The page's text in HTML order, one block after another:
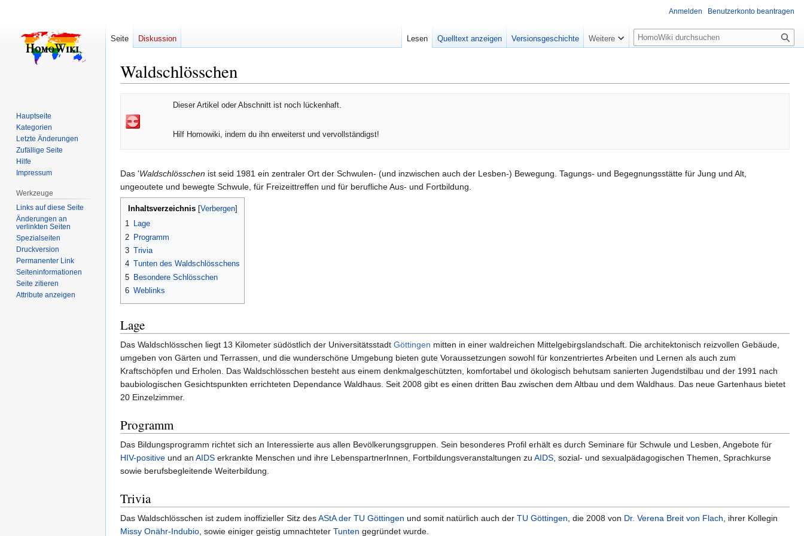
Waldschlösschen
Navigation
springen
Suche
springen
Dieser Artikel oder Abschnitt ist noch lückenhaft.
Hilf Homowiki, indem du ihn erweiterst und vervollständigst!
Das 'Waldschlösschen ist seid 1981 ein zentraler Ort der Schwulen- (und inzwischen auch der Lesben-) Bewegung. Tagungs- und Begegnungsstätte für Jung und Alt,
ungeoutete und bewegte Schwule, für Freizeittreffen und für berufliche Aus- und Fortbildung.
Inhaltsverzeichnis
1 Lage
2 Programm
3 Trivia
4 Tunten des Waldschlösschens
5 Besondere Schlösschen
6 Weblinks
Lage
Das Waldschlösschen liegt 13 Kilometer südöstlich der Universitätsstadt Göttingen mitten in einer waldreichen Mittelgebirgslandschaft. Die architektonisch reizvollen Gebäude,
umgeben von Gärten und Terrassen, und die wunderschöne Umgebung bieten gute Voraussetzungen sowohl für konzentriertes Arbeiten und Lernen als auch zum
Kraftschöpfen und Erholen. Das Waldschlösschen besteht aus einem denkmalgeschützten, komfortabel und ökologisch behutsam sanierten Jugendstilbau und der 1991 nach
baubiologischen Gesichtspunkten errichteten Dependance Waldhaus. Seit 2008 gibt es einen dritten Bau zwischen dem Altbau und dem Waldhaus. Das neue Gartenhaus bietet
20 Einzelzimmer.
Programm
Das Bildungsprogramm richtet sich an Interessierte aus allen Bevölkerungsgruppen. Sein besonderes Profil erhält es durch Seminare für Schwule und Lesben, Angebote für
HIV-positive und an AIDS erkrankte Menschen und ihre LebenspartnerInnen, Fortbildungsveranstaltungen zu AIDS, sozial- und sexualpädagogischen Themen, Sprachkurse
sowie berufsbegleitende Weiterbildung.
Trivia
Das Waldschlösschen ist zudem inoffizieller Sitz desAStA der TU Göttingen und somit natürlich auch der TU Göttingen, die 2008 von Dr. Verena Breit von Flach, ihrer Kollegin
Missy Onähr-Indubio, sowie einiger geistig umnachteter Tunten gegründet wurde.
Anmelden Benutzerkonto beantragen
Seite Diskussion Lesen Quelltext anzeigen Versionsgeschichte Weitere
Suche
Hauptseite
Kategorien
Letzte Änderungen
Zufällige Seite
Hilfe
Impressum
Werkzeuge
Links auf diese Seite
Änderungen an
verlinkten Seiten
Spezialseiten
Druckversion
Permanenter Link
Seiten­­informationen
Seite zitieren
Attribute anzeigen